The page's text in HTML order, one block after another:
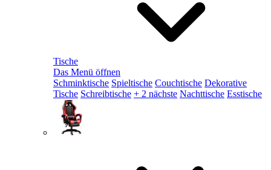
Tische
Das Menü öffnen
Schminktische Spieltische Couchtische Dekorative
Tische Schreibtische + 2 nächste Nachttische Esstische